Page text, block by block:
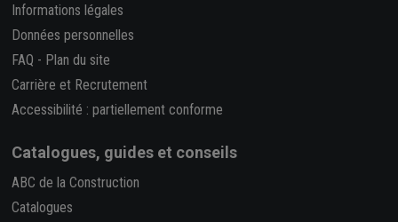
Informations légales
Données personnelles
FAQ - Plan du site
Carrière et Recrutement
Accessibilité : partiellement conforme
Catalogues, guides et conseils
ABC de la Construction
Catalogues